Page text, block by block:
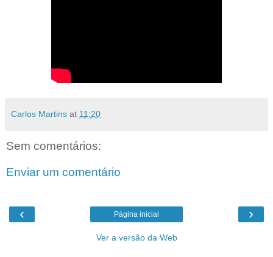
Carlos Martins at 11:20
Sem comentários:
Enviar um comentário
‹ ›
Página inicial
Ver a versão da Web